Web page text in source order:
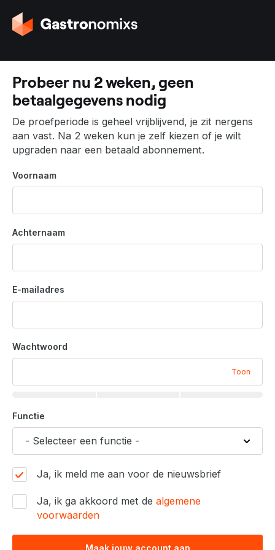
G
a
a
a
r
d
e
h
o
e
p
g
i
n
Probeer nu 2 weken, geen
betaalgegevens nodig
De proefperiode is geheel vrijblijvend, je zit nergens
aan vast. Na 2 weken kun je zelf kiezen of je wilt
upgraden naar een betaald abonnement.
Voornaam
Achternaam
E-mailadres
Wachtwoord
Toon
Functie
Ja, ik meld me aan voor de nieuwsbrief
Ja, ik ga akkoord met de algemene
voorwaarden
Maak jouw account aan